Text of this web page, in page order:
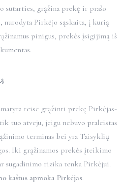
sutarties, grąžina prekę ir prašo
nurodyta Pirkėjo sąskaita, į kurią
pinigus, prekės įsigijimą iš
teise grąžinti prekę Pirkėjas-
tuo atveju, jeigu nebuvo praleistas
terminas bei yra Taisyklių
Iki grąžinamos prekės įteikimo
sugadinimo rizika tenka Pirkėjui.
kaštus apmoka Pirkėjas.